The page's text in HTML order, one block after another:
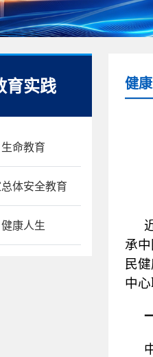
育实践
生命教育
体安全教育
健康人生
健
承
民
中